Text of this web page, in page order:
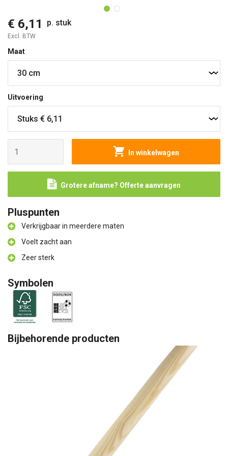
€ 6,11 p. stuk
Excl. BTW
Maat
Uitvoering
In winkelwagen
Grotere afname? Offerte aanvragen
Pluspunten
Verkrijgbaar in meerdere maten
Voelt zacht aan
Zeer sterk
Symbolen
Bijbehorende producten